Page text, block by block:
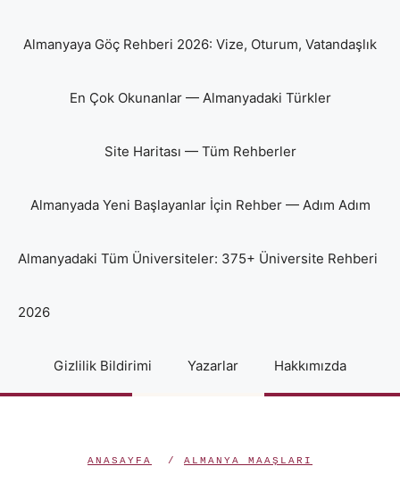
Almanyaya Göç Rehberi 2026: Vize, Oturum, Vatandaşlık
En Çok Okunanlar — Almanyadaki Türkler
Site Haritası — Tüm Rehberler
Almanyada Yeni Başlayanlar İçin Rehber — Adım Adım
Almanyadaki Tüm Üniversiteler: 375+ Üniversite Rehberi
2026
Gizlilik Bildirimi Yazarlar Hakkımızda
ANASAYFA / ALMANYA MAAŞLARI